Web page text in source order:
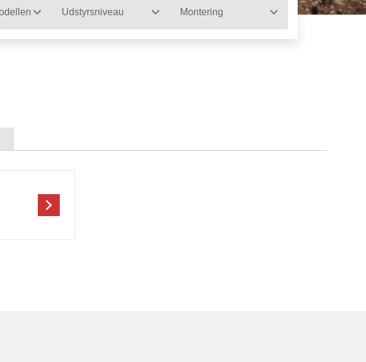
Udstyrsniveau Montering